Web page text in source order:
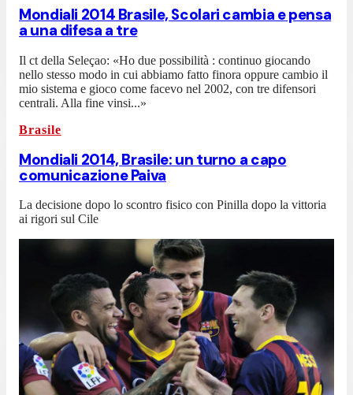
Mondiali 2014 Brasile, Scolari cambia e pensa
a una difesa a tre
Il ct della Seleçao: «Ho due possibilità : continuo giocando
nello stesso modo in cui abbiamo fatto finora oppure cambio il
mio sistema e gioco come facevo nel 2002, con tre difensori
centrali. Alla fine vinsi...»
Brasile
Mondiali 2014, Brasile: un turno a capo
comunicazione Paiva
La decisione dopo lo scontro fisico con Pinilla dopo la vittoria
ai rigori sul Cile